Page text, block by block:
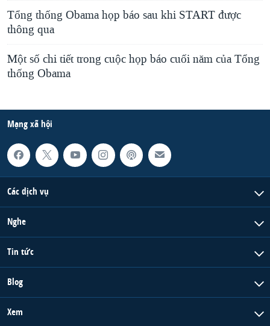
Tổng thống Obama họp báo sau khi START được
thông qua
Một số chi tiết trong cuộc họp báo cuối năm của Tổng
thống Obama
Mạng xã hội
Các dịch vụ
Nghe
Tin tức
Blog
Xem